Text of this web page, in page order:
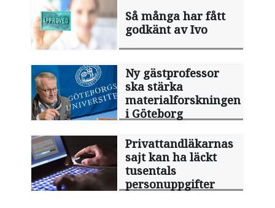
Så många har fått
godkänt av Ivo
Ny gästprofessor
ska stärka
materialforskningen
i Göteborg
Privattandläkarnas
sajt kan ha läckt
tusentals
personuppgifter